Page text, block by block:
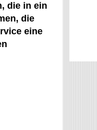
die in ein
die
eine